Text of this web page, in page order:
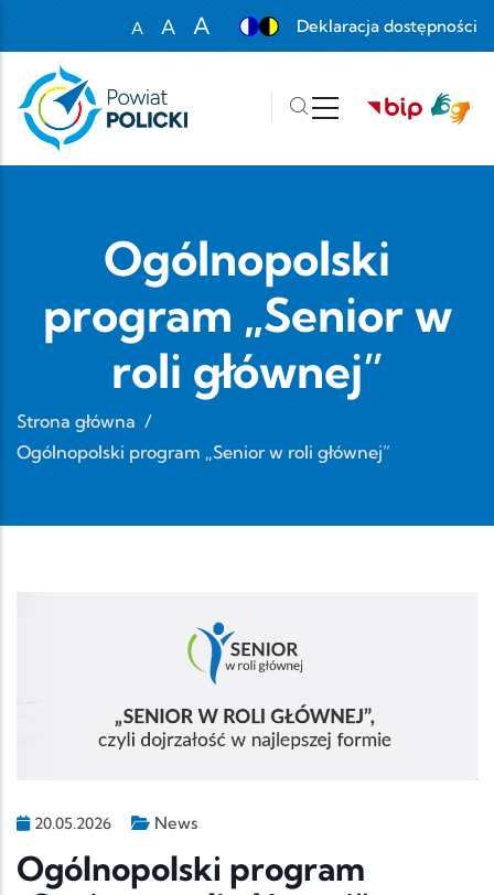
A
Set font size to 100%
A
A
Deklaracja dostępności
Ogólnopolski
program „Senior w
roli głównej”
Strona główna /
Ogólnopolski program „Senior w roli głównej”
20.05.2026 News
Ogólnopolski program